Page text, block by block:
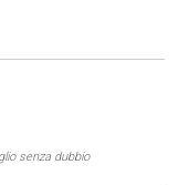
senza dubbio